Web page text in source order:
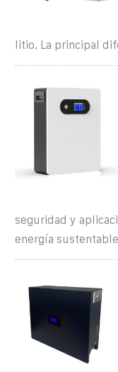
litio. La principal
seguridad y
energía